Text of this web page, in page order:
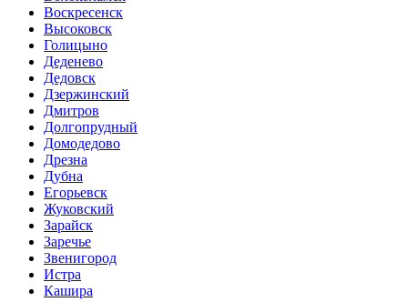
Воскресенск
Высоковск
Голицыно
Деденево
Дедовск
Дзержинский
Дмитров
Долгопрудный
Домодедово
Дрезна
Дубна
Егорьевск
Жуковский
Зарайск
Заречье
Звенигород
Истра
Кашира